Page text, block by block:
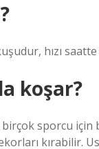
hızı
koşar?
sporcu
kırabilir.